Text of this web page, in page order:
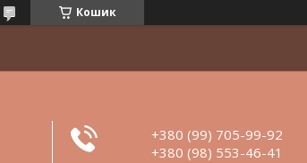
Кошик
+380 (99) 705-99-92
+380 (98) 553-46-41